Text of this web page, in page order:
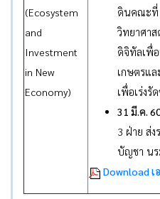
(Ecosystem
and
Investment
in New
Economy)
ดินคณะที่
วิทยาศาส
ดิจิทัลเพื่อ
เกษตรแ
เพื่อเร่งรั
31 มี.ค.
3 ฝ่าย ส่ง
บัญชา นร
Download เ